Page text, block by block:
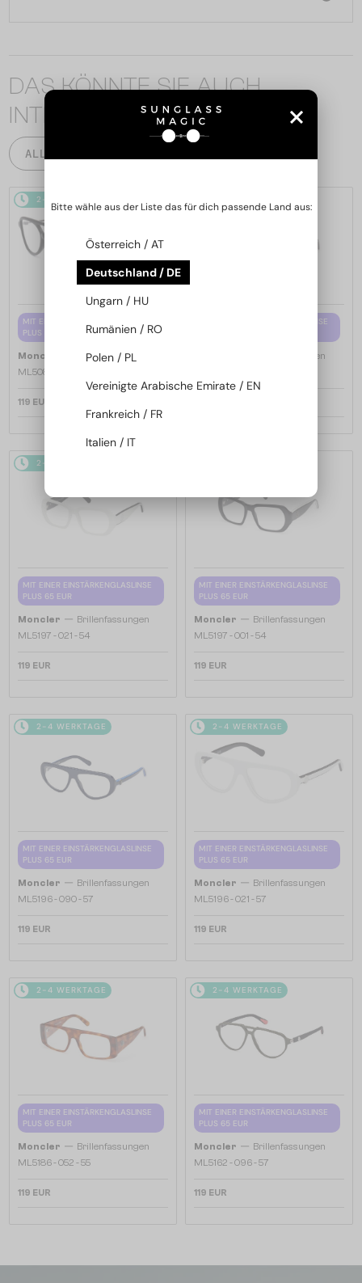
DAS KÖNNTE SIE AUCH
INTERESSIEREN
ALLE PRODUKTE
2-4 WERKTAGE
MIT EINER EINSTÄRKENGLASLINSE
PLUS 65 EUR
Moncler
Brillenfassungen
ML5081 - 001 - 56
119 EUR
MIT EINER EINSTÄRKENGLASLINSE
Brillenfassungen
2-4 WERKTAGE
MIT EINER EINSTÄRKENGLASLINSE
PLUS 65 EUR
Moncler — Brillenfassungen
ML5197 - 021 - 54
119 EUR
MIT EINER EINSTÄRKENGLASLINSE
PLUS 65 EUR
Moncler — Brillenfassungen
ML5197 - 001 - 54
119 EUR
2-4 WERKTAGE
MIT EINER EINSTÄRKENGLASLINSE
PLUS 65 EUR
Moncler — Brillenfassungen
ML5196 - 090 - 57
119 EUR
2-4 WERKTAGE
MIT EINER EINSTÄRKENGLASLINSE
PLUS 65 EUR
Moncler — Brillenfassungen
ML5196 - 021 - 57
119 EUR
2-4 WERKTAGE
MIT EINER EINSTÄRKENGLASLINSE
PLUS 65 EUR
Moncler — Brillenfassungen
ML5186 - 052 - 55
119 EUR
2-4 WERKTAGE
MIT EINER EINSTÄRKENGLASLINSE
PLUS 65 EUR
Moncler — Brillenfassungen
ML5162 - 096 - 57
119 EUR
Bitte wähle aus der Liste das für dich passende Land aus:
Österreich / AT
Deutschland / DE
Ungarn / HU
Rumänien / RO
Polen / PL
Vereinigte Arabische Emirate / EN
Frankreich / FR
Italien / IT